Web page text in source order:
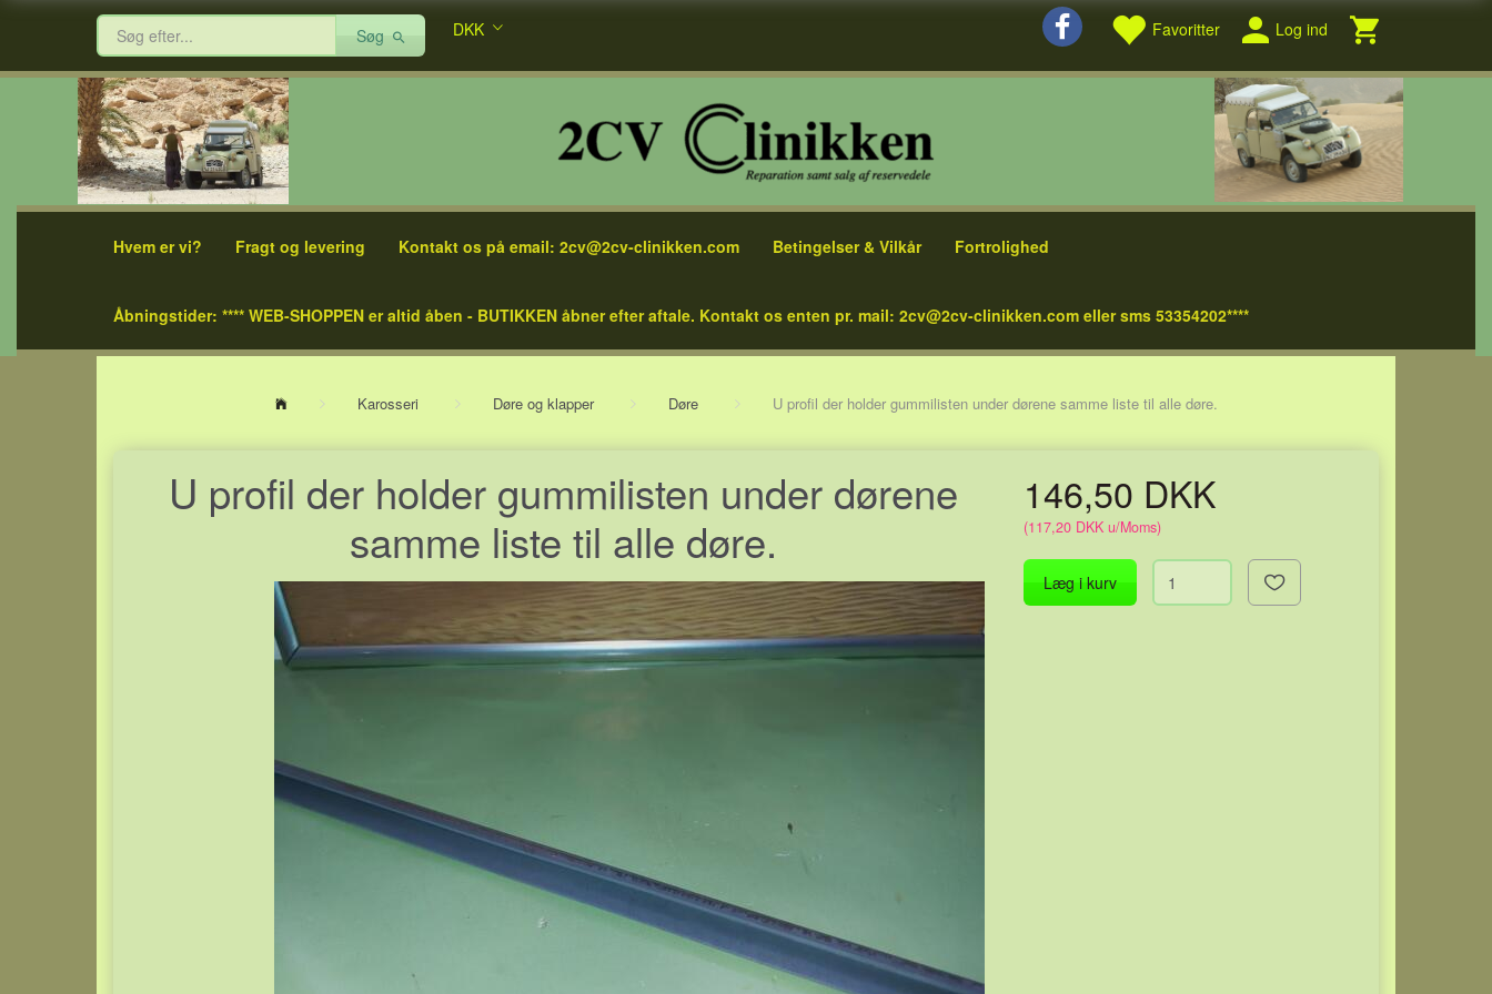
Favoritter Log ind
Søg DKK
Hvem er vi? Fragt og levering Kontakt os på email: 2cv@2cv-clinikken.com Betingelser & Vilkår Fortrolighed
Åbningstider: **** WEB-SHOPPEN er altid åben - BUTIKKEN åbner efter aftale. Kontakt os enten pr. mail: 2cv@2cv-clinikken.com eller sms 53354202****
Karosseri Døre og klapper Døre U profil der holder gummilisten under dørene samme liste til alle døre.
U profil der holder gummilisten under dørene
samme liste til alle døre.
146,50 DKK
(117,20 DKK u/Moms)
Læg i kurv